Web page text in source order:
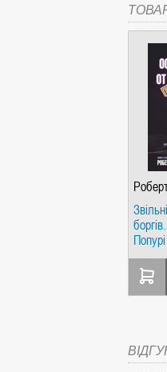
Попурі